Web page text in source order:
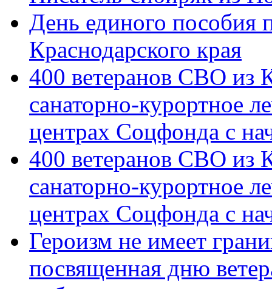
День единого пособия
Краснодарского края
400 ветеранов СВО из
санаторно-курортное
центрах Соцфонда с
400 ветеранов СВО из
санаторно-курортное
центрах Соцфонда с
Героизм не имеет
посвященная дню